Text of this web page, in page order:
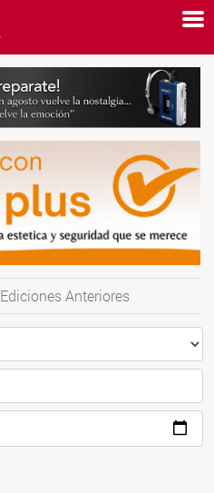
Ediciones Anteriores